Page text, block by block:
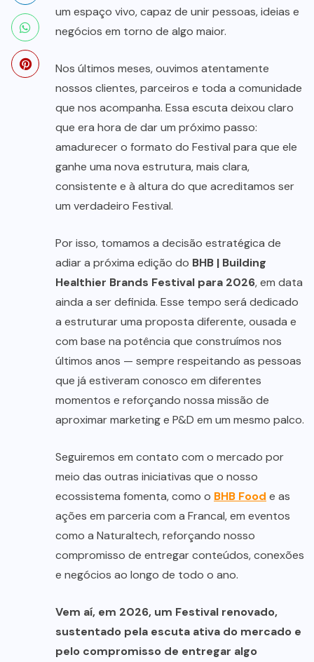
um espaço vivo, capaz de unir pessoas, ideias e
negócios em torno de algo maior.
Nos últimos meses, ouvimos atentamente
nossos clientes, parceiros e toda a comunidade
que nos acompanha. Essa escuta deixou claro
que era hora de dar um próximo passo:
amadurecer o formato do Festival para que ele
ganhe uma nova estrutura, mais clara,
consistente e à altura do que acreditamos ser
um verdadeiro Festival.
Por isso, tomamos a decisão estratégica de
adiar a próxima edição do BHB | Building
Healthier Brands Festival para 2026, em data
ainda a ser definida. Esse tempo será dedicado
a estruturar uma proposta diferente, ousada e
com base na potência que construímos nos
últimos anos — sempre respeitando as pessoas
que já estiveram conosco em diferentes
momentos e reforçando nossa missão de
aproximar marketing e P&D em um mesmo palco.
Seguiremos em contato com o mercado por
meio das outras iniciativas que o nosso
ecossistema fomenta, como o BHB Food e as
ações em parceria com a Francal, em eventos
como a Naturaltech, reforçando nosso
compromisso de entregar conteúdos, conexões
e negócios ao longo de todo o ano.
Vem aí, em 2026, um Festival renovado,
sustentado pela escuta ativa do mercado e
pelo compromisso de entregar algo